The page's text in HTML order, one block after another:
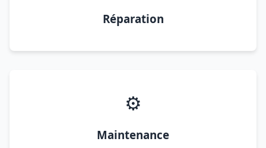
Réparation
⚙️
Maintenance